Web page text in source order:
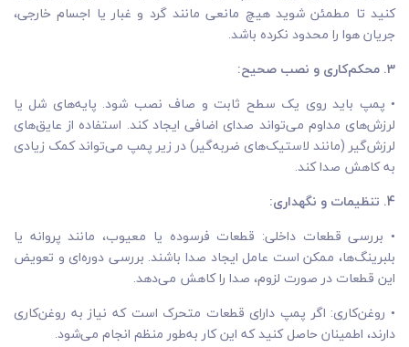
کنید تا مطمئن شوید هیچ مانعی مانند گرد و غبار یا اجسام خارجی،
جریان هوا را محدود نکرده باشد.
3. محکم‌کاری و نصب صحیح:
• پمپ باید روی یک سطح ثابت و صاف نصب شود. پایه‌های شل یا
لرزش‌های مداوم می‌تواند صدای اضافی ایجاد کند. استفاده از عایق‌های
لرزش‌گیر (مانند لاستیک‌های ضربه‌گیر) در زیر پمپ می‌تواند کمک زیادی
به کاهش صدا کند.
4. تنظیمات و نگهداری:
• بررسی قطعات داخلی: قطعات فرسوده یا معیوب، مانند پروانه یا
بلبرینگ‌ها، ممکن است عامل ایجاد صدا باشند. بررسی دوره‌ای و تعویض
این قطعات در صورت لزوم، صدا را کاهش می‌دهد.
• روغن‌کاری: اگر پمپ دارای قطعات متحرک است که نیاز به روغن‌کاری
دارند، اطمینان حاصل کنید که این کار به‌طور منظم انجام می‌شود.